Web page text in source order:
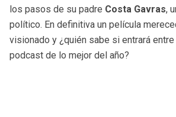
los pasos de su padre Costa Gavras,
político. En definitiva un película
visionado y ¿quién sabe si entrará
podcast de lo mejor del año?